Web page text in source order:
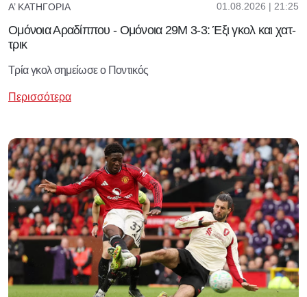
Α’ ΚΑΤΗΓΟΡΊΑ 01.08.2026 | 21:25
Ομόνοια Αραδίππου - Ομόνοια 29Μ 3-3: Έξι γκολ και χατ-
τρικ
Τρία γκολ σημείωσε ο Ποντικός
Περισσότερα